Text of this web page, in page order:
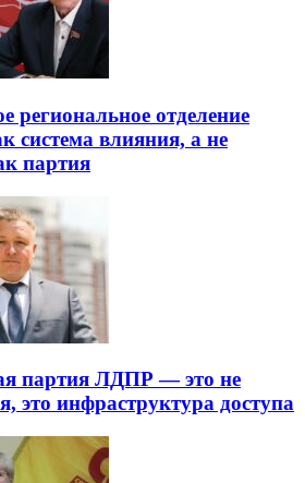
региональное отделение
система влияния, а не
партия
партия ЛДПР — это не
это инфраструктура доступа